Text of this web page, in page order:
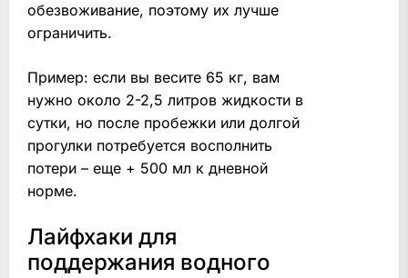
обезвоживание, поэтому их лучше
ограничить.
Пример: если вы весите 65 кг, вам
нужно около 2-2,5 литров жидкости в
сутки, но после пробежки или долгой
прогулки потребуется восполнить
потери – еще + 500 мл к дневной
норме.
Лайфхаки для
поддержания водного